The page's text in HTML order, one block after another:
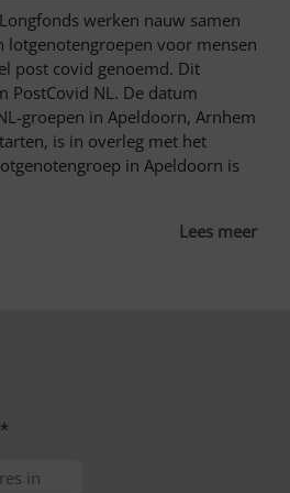
werken nauw samen
lotgenotengroepen voor mensen
post covid genoemd. Dit
PostCovid NL. De datum
groepen in Apeldoorn, Arnhem
is in overleg met het
in Apeldoorn is
Lees meer
*